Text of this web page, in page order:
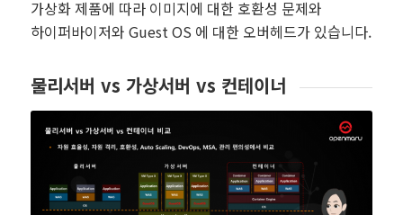
가상화 제품에 따라 이미지에 대한 호환성 문제와
하이퍼바이저와 Guest OS 에 대한 오버헤드가 있습니다.
물리서버 vs 가상서버 vs 컨테이너